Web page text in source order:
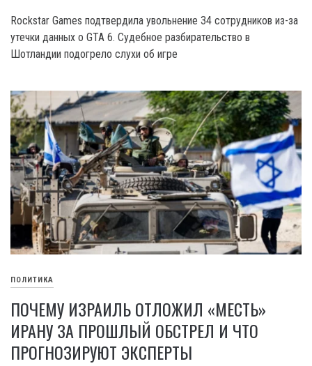
Rockstar Games подтвердила увольнение 34 сотрудников из-за
утечки данных о GTA 6. Судебное разбирательство в
Шотландии подогрело слухи об игре
ПОЛИТИКА
ПОЧЕМУ ИЗРАИЛЬ ОТЛОЖИЛ «МЕСТЬ»
ИРАНУ ЗА ПРОШЛЫЙ ОБСТРЕЛ И ЧТО
ПРОГНОЗИРУЮТ ЭКСПЕРТЫ